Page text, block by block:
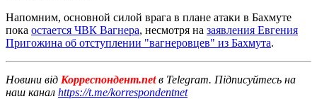
Напомним, основной силой врага в плане атаки в Бахмуте
пока остается ЧВК Вагнера, несмотря на заявления Евгения
Пригожина об отступлении "вагнеровцев" из Бахмута.
Новини від Корреспондент.netв Telegram. Підписуйтесь на
наш канал https://t.me/korrespondentnet